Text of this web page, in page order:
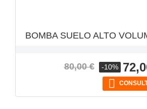
BOMBA SUELO ALTO
Precio
80,00 € -10% Precio
